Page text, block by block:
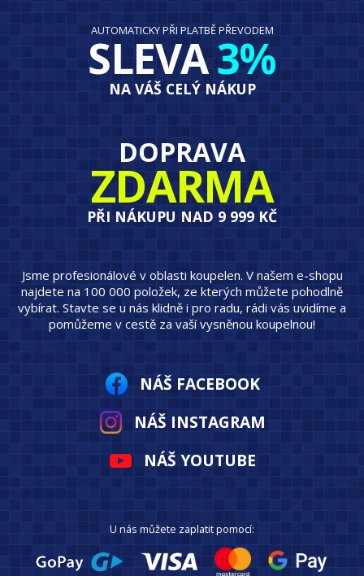
AUTOMATICKY PŘI PLATBĚ PŘEVODEM
SLEVA3%
NA VÁŠ CELÝ NÁKUP
DOPRAVA
ZDARMA
PŘI NÁKUPU NAD 9 999 KČ
Jsme profesionálové v oblasti koupelen. V našem e-shopu
najdete na 100 000 položek, ze kterých můžete pohodlně
vybírat. Stavte se u nás klidně i pro radu, rádi vás uvidíme a
pomůžeme v cestě za vaší vysněnou koupelnou!
NÁŠ FACEBOOK
NÁŠ INSTAGRAM
NÁŠ YOUTUBE
U nás můžete zaplatit pomocí: